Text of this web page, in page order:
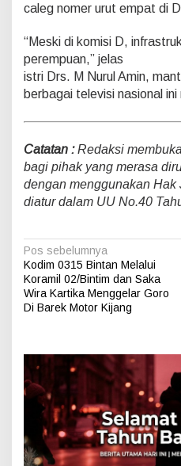
caleg nomer urut empat di
“Meski di komisi D,
perempuan,” jelas
istri Drs. M Nurul Amin,
berbagai televisi nasional
Catatan :Redaksi
bagi pihak yang merasa
dengan menggunakan Hak
diatur dalam UU No.40
N
a
v
i
a
s
p
o
Pos sebelumnya
Kodim 0315 Bintan Melalui
Koramil 02/Bintim dan Saka
Wira Kartika Menggelar Goro
Di Barek Motor Kijang